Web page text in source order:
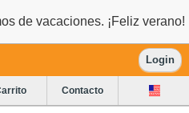
de vacaciones. ¡Feliz verano!
Login
Contacto